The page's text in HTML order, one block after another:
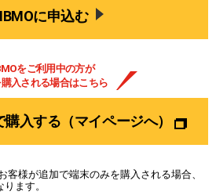
に申込む
をご利用中の方が
入される場合はこちら
購入する （マイページへ）
客様が追加で端末のみを購入される場合、
ます。